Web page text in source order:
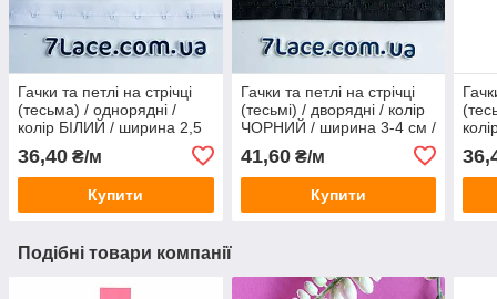
Гачки та петлі на стрічці
(тесьма) / однорядні /
колір БІЛИЙ / ширина 2,5
36,40 ₴/м
Купити
Гачки та петлі на стрічці
(тесьмі) / дворядні / колір
ЧОРНИЙ / ширина 3-4 см /
41,60₴/м
Купити
Подібні товари компанії